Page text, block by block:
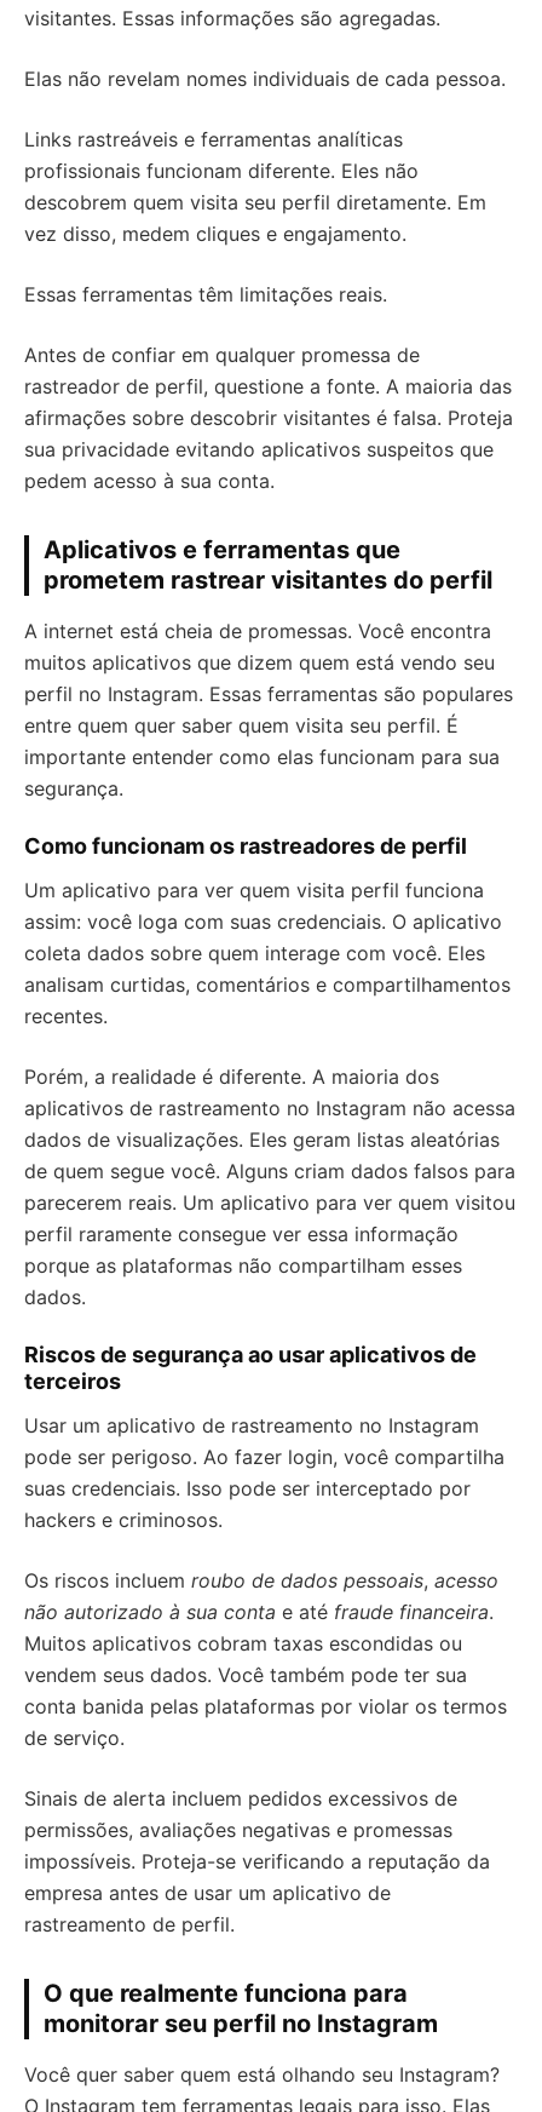
visitantes. Essas informações são agregadas.
Elas não revelam nomes individuais de cada pessoa.
Links rastreáveis e ferramentas analíticas
profissionais funcionam diferente. Eles não
descobrem quem visita seu perfil diretamente. Em
vez disso, medem cliques e engajamento.
Essas ferramentas têm limitações reais.
Antes de confiar em qualquer promessa de
rastreador de perfil, questione a fonte. A maioria das
afirmações sobre descobrir visitantes é falsa. Proteja
sua privacidade evitando aplicativos suspeitos que
pedem acesso à sua conta.
Aplicativos e ferramentas que
prometem rastrear visitantes do perfil
A internet está cheia de promessas. Você encontra
muitos aplicativos que dizem quem está vendo seu
perfil no Instagram. Essas ferramentas são populares
entre quem quer saber quem visita seu perfil. É
importante entender como elas funcionam para sua
segurança.
Como funcionam os rastreadores de perfil
Um aplicativo para ver quem visita perfil funciona
assim: você loga com suas credenciais. O aplicativo
coleta dados sobre quem interage com você. Eles
analisam curtidas, comentários e compartilhamentos
recentes.
Porém, a realidade é diferente. A maioria dos
aplicativos de rastreamento no Instagram não acessa
dados de visualizações. Eles geram listas aleatórias
de quem segue você. Alguns criam dados falsos para
parecerem reais. Um aplicativo para ver quem visitou
perfil raramente consegue ver essa informação
porque as plataformas não compartilham esses
dados.
Riscos de segurança ao usar aplicativos de
terceiros
Usar um aplicativo de rastreamento no Instagram
pode ser perigoso. Ao fazer login, você compartilha
suas credenciais. Isso pode ser interceptado por
hackers e criminosos.
Os riscos incluem roubo de dados pessoais, acesso
não autorizado à sua conta e até fraude financeira.
Muitos aplicativos cobram taxas escondidas ou
vendem seus dados. Você também pode ter sua
conta banida pelas plataformas por violar os termos
de serviço.
Sinais de alerta incluem pedidos excessivos de
permissões, avaliações negativas e promessas
impossíveis. Proteja-se verificando a reputação da
empresa antes de usar um aplicativo de
rastreamento de perfil.
O que realmente funciona para
monitorar seu perfil no Instagram
Você quer saber quem está olhando seu Instagram?
O Instagram tem ferramentas legais para isso. Elas